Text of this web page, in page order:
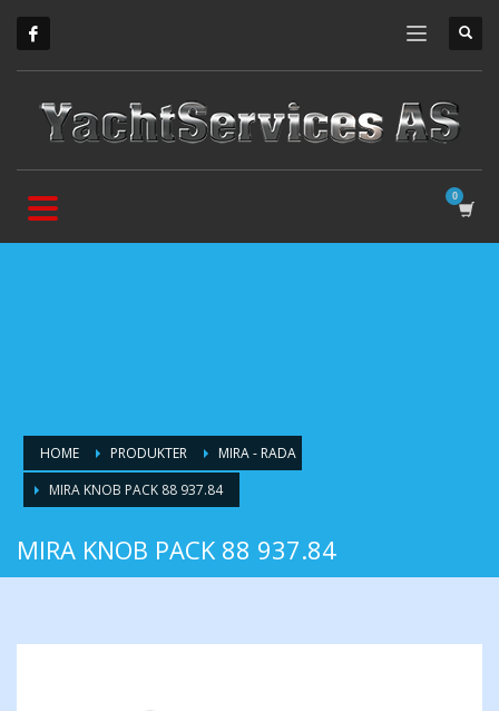
HOME PRODUKTER
MIRA - RADA
MIRA KNOB PACK 88 937.84
MIRA KNOB PACK 88 937.84